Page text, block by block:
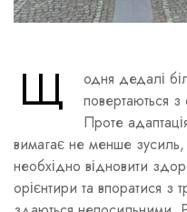
Щ
одня дедалі
повертаються
Проте
вимагає не менше
необхідно відновити
орієнтири та впоратися з